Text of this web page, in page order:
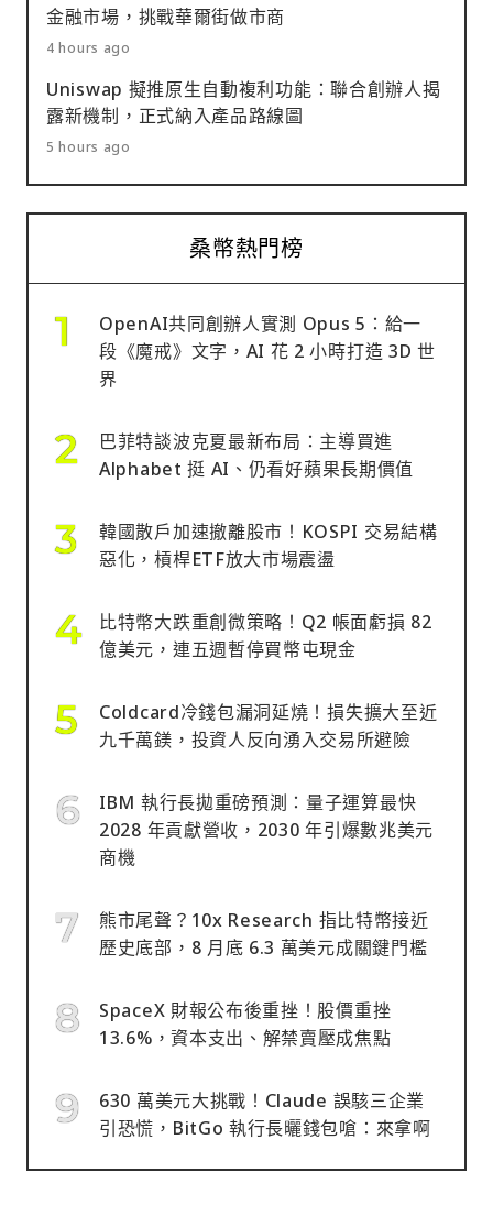
金融市場，挑戰華爾街做市商
4 hours ago
Uniswap 擬推原生自動複利功能：聯合創辦人揭
露新機制，正式納入產品路線圖
5 hours ago
桑幣熱門榜
OpenAI共同創辦人實測 Opus 5：給一
段《魔戒》文字，AI 花 2 小時打造 3D 世
界
巴菲特談波克夏最新布局：主導買進
Alphabet 挺 AI、仍看好蘋果長期價值
韓國散戶加速撤離股市！KOSPI 交易結構
惡化，槓桿ETF放大市場震盪
比特幣大跌重創微策略！Q2 帳面虧損 82
億美元，連五週暫停買幣屯現金
Coldcard冷錢包漏洞延燒！損失擴大至近
九千萬鎂，投資人反向湧入交易所避險
IBM 執行長拋重磅預測：量子運算最快
2028 年貢獻營收，2030 年引爆數兆美元
商機
熊市尾聲？10x Research 指比特幣接近
歷史底部，8 月底 6.3 萬美元成關鍵門檻
SpaceX 財報公布後重挫！股價重挫
13.6%，資本支出、解禁賣壓成焦點
630 萬美元大挑戰！Claude 誤駭三企業
引恐慌，BitGo 執行長曬錢包嗆：來拿啊